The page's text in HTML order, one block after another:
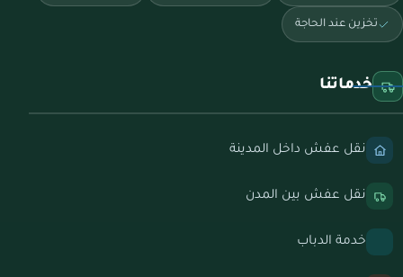
تخزين عند الحاجة
خدماتنا
نقل عفش داخل المدينة
نقل عفش بين المدن
خدمة الدباب